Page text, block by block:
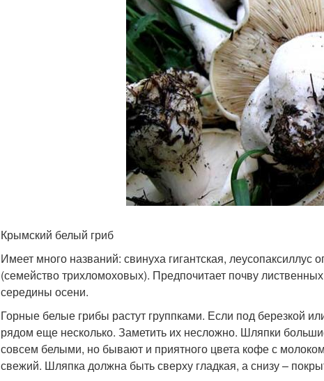
Крымский белый гриб
Имеет много названий: свинуха гигантская,
(семейство трихломоховых). Предпочитает почву
середины осени.
Горные белые грибы растут группками. Если под березкой
рядом еще несколько. Заметить их несложно. Шляпки
совсем белыми, но бывают и приятного цвета кофе с
свежий. Шляпка должна быть сверху гладкая, а снизу –